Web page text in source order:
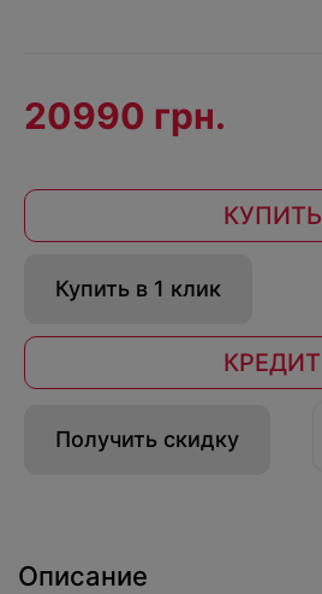
20990 грн.
КУПИТЬ
Купить в 1 клик
КРЕДИТ
Получить скидку
Описание